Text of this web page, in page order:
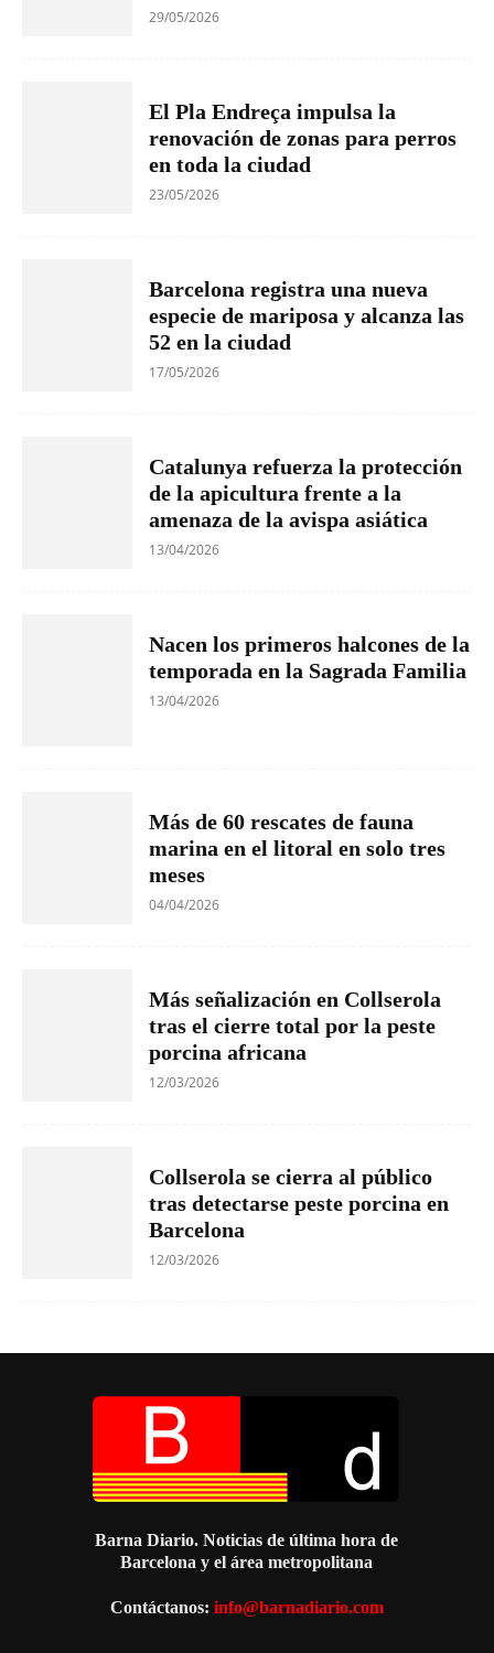
29/05/2026
El Pla Endreça impulsa la
renovación de zonas para perros
en toda la ciudad
23/05/2026
Barcelona registra una nueva
especie de mariposa y alcanza las
52 en la ciudad
17/05/2026
Catalunya refuerza la protección
de la apicultura frente a la
amenaza de la avispa asiática
13/04/2026
Nacen los primeros halcones de la
temporada en la Sagrada Familia
13/04/2026
Más de 60 rescates de fauna
marina en el litoral en solo tres
meses
04/04/2026
Más señalización en Collserola
tras el cierre total por la peste
porcina africana
12/03/2026
Collserola se cierra al público
tras detectarse peste porcina en
Barcelona
12/03/2026
Barna Diario. Noticias de última hora de
Barcelona y el área metropolitana
Contáctanos: info@barnadiario.com